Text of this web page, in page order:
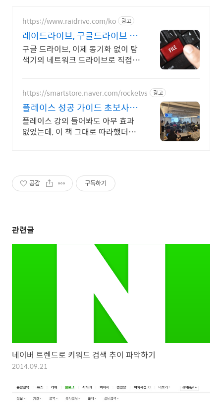
https://www.raidrive.com/ko 광고
레이드라이브, 구글드라이브 학
교용 무료제공
구글 드라이브, 이제 동기화 없이 탐
색기의 네트워크 드라이브로 직접
https://smartstore.naver.com/rocketvs 광고
플레이스 성공 가이드 초보사장
님은 꼭 보셔야되요!
플레이스 강의 들어봐도 아무 효과
없었는데, 이 책 그대로 따라했더니
공감 구독하기
관련글
네이버 트렌드로 키워드 검색 추이 파악하기
2014.09.21